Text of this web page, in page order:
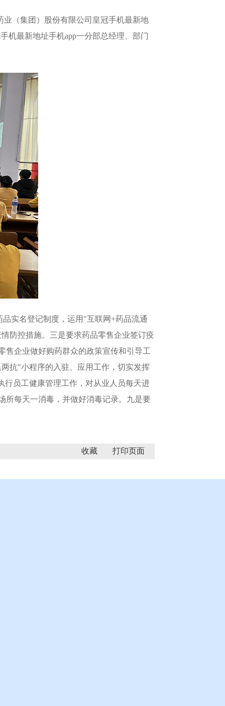
业（集团）股份有限公司皇冠手机最新地
机最新地址手机app一分部总经理、部门
实名登记制度，运用"互联网+药品流通
防控措施。三是要求药品零售企业签订疫
售企业做好购药群众的政策宣传和引导工
抗"小程序的入驻、应用工作，切实发挥
员工健康管理工作，对从业人员每天进
所每天一消毒，并做好消毒记录。九是要
收藏